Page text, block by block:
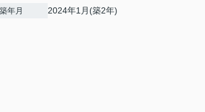
築年月 2024年1月(築2年)